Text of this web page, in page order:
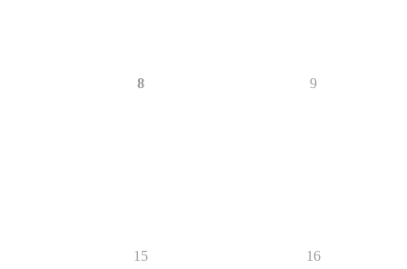
8 9
15 16